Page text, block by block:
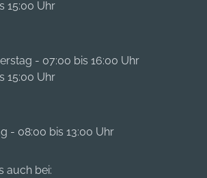
15:00 Uhr
- 07:00 bis 16:00 Uhr
15:00 Uhr
- 08:00 bis 13:00 Uhr
auch bei: